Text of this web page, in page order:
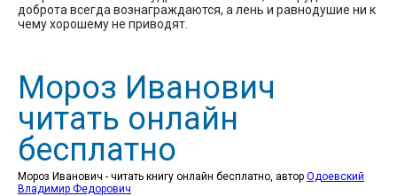
доброта всегда вознаграждаются, а лень и равнодушие ни к
чему хорошему не приводят.
Мороз Иванович
читать онлайн
бесплатно
Мороз Иванович - читать книгу онлайн бесплатно, автор Одоевский
Владимир Федорович